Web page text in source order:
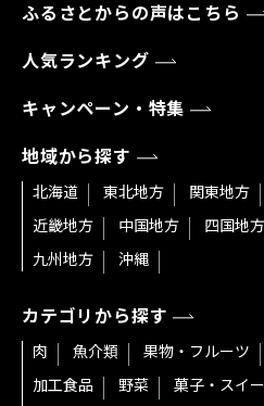
ふるさとからの声はこちら
人気ランキング
キャンペーン・特集
地域から探す
北海道 東北地方 関東地方
近畿地方
中国地方
四国地方
九州地方
沖縄
カテゴリから探す
肉 魚介類 果物・フルーツ
加工食品
野菜
菓子・スイ